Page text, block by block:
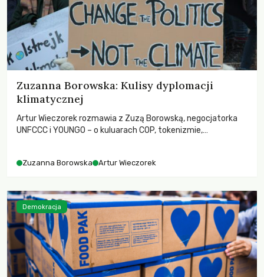
Zuzanna Borowska: Kulisy dyplomacji
klimatycznej
Artur Wieczorek rozmawia z Zuzą Borowską, negocjatorka
UNFCCC i YOUNGO – o kuluarach COP, tokenizmie,
Zuzanna Borowska Artur Wieczorek
Demokracja